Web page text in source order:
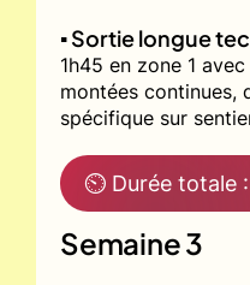
▪️ Sortie longue
1h45 en zone 1
montées continues,
spécifique sur
⏲ Durée totale
Semaine 3